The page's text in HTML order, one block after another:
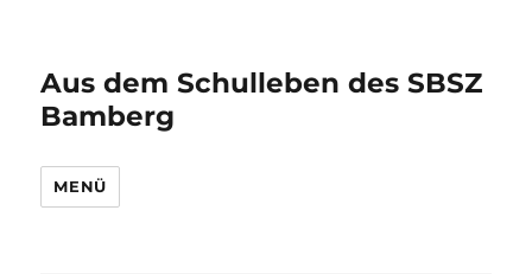
Aus dem Schulleben des SBSZ
Bamberg
MENÜ